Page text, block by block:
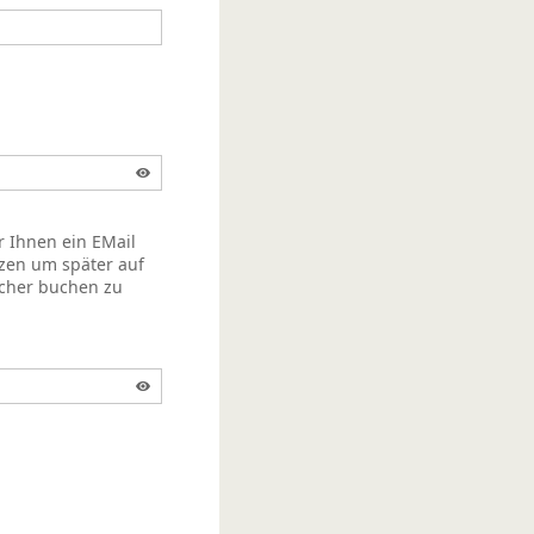
Ihnen ein EMail
um später auf
buchen zu